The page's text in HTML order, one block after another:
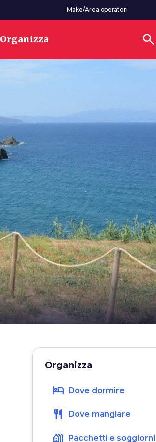
Make/Area operatori
Organizza search
Organizza
hotel Dove dormire
restaurant Dove mangiare
holiday_village Pacchetti e soggiorni